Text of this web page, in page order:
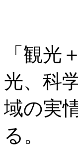
「観光
光、科
域の実
る。